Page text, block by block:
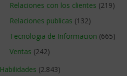
Relaciones con los clientes (219)
Relaciones publicas (132)
Tecnologia de Informacion (665)
Ventas (242)
Habilidades (2.843)